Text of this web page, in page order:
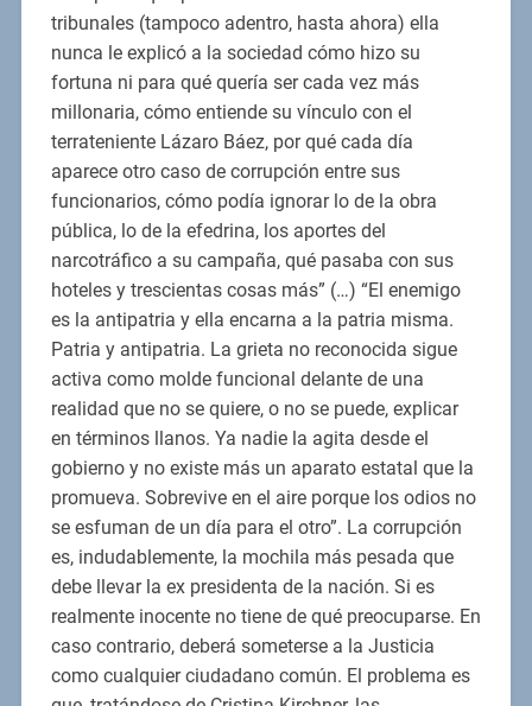
tribunales (tampoco adentro, hasta ahora) ella
nunca le explicó a la sociedad cómo hizo su
fortuna ni para qué quería ser cada vez más
millonaria, cómo entiende su vínculo con el
terrateniente Lázaro Báez, por qué cada día
aparece otro caso de corrupción entre sus
funcionarios, cómo podía ignorar lo de la obra
pública, lo de la efedrina, los aportes del
narcotráfico a su campaña, qué pasaba con sus
hoteles y trescientas cosas más” (…) “El enemigo
es la antipatria y ella encarna a la patria misma.
Patria y antipatria. La grieta no reconocida sigue
activa como molde funcional delante de una
realidad que no se quiere, o no se puede, explicar
en términos llanos. Ya nadie la agita desde el
gobierno y no existe más un aparato estatal que la
promueva. Sobrevive en el aire porque los odios no
se esfuman de un día para el otro”. La corrupción
es, indudablemente, la mochila más pesada que
debe llevar la ex presidenta de la nación. Si es
realmente inocente no tiene de qué preocuparse. En
caso contrario, deberá someterse a la Justicia
como cualquier ciudadano común. El problema es